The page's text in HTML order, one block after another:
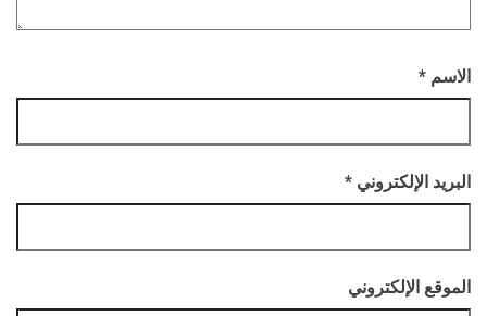
الاسم *
البريد الإلكتروني *
الموقع الإلكتروني